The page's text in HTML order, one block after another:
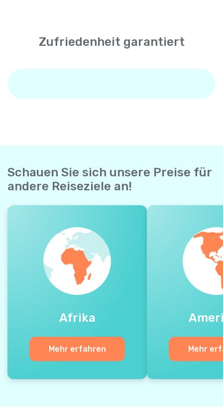
Zufriedenheit garantiert
Schauen Sie sich unsere Preise für
andere Reiseziele an!
Afrika
Mehr erfahren Mehr